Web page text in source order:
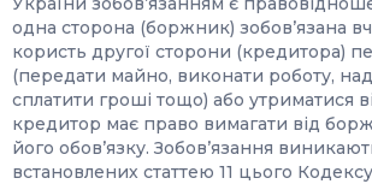
одна сторона (боржник) зобов’язана
користь другої сторони (кредитора)
(передати майно, виконати роботу,
сплатити гроші тощо) або утриматися
кредитор має право вимагати від
його обов’язку. Зобов’язання
встановлених статтею 11 цього